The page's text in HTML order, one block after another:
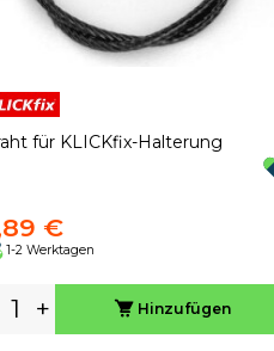
für KLICKfix-Halterung
€
1-2 Werktagen
+ Hinzufügen